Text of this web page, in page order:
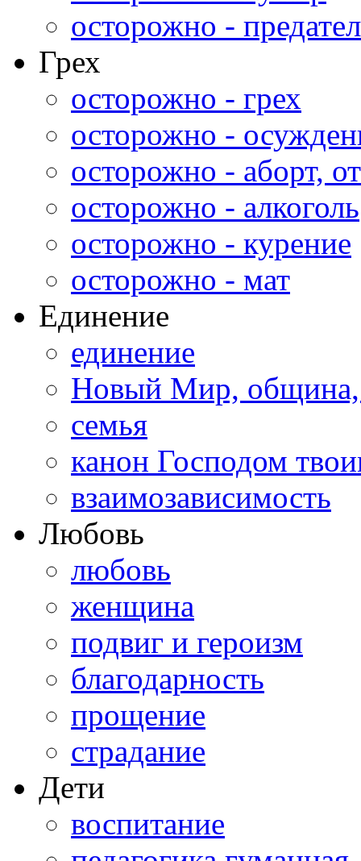
осторожно -
Грех
осторожно - грех
осторожно -
осторожно - аборт,
осторожно - алкоголь
осторожно - курение
осторожно - мат
Единение
единение
Новый Мир,
семья
канон Господом
взаимозависимость
Любовь
любовь
женщина
подвиг и героизм
благодарность
прощение
страдание
Дети
воспитание